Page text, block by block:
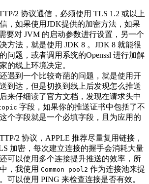
2 协议通信，必须使用 TLS 1.2 或以上
，如果使用JDK提供的加密方法，如果
要对 JVM 的启动参数进行设置，另一个
方法，就是使用 JDK 8 。JDK 8 就能很
问题，或者调用系统的Openssl 进行加解
的线上环境决定。
遇到一个比较奇葩的问题，就是使用开
到达，但是切换到线上后发现怎么推送
来仔细读了官方文档，发现在请求头中
字段，如果你的推送证书中包括了不
个字段就是一个必填字段，且为应用的
2 协议，APPLE 推荐尽量复用链接，
加密，每次建立连接的握手会消耗大量
可以使用多个连接提升推送的效率，所
，我使用 Common pool2 作为连接池来提
可以使用 PING 来检查连接是否有效。